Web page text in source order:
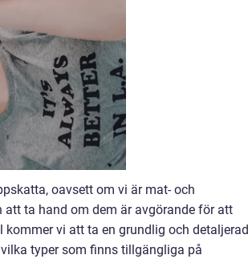
oavsett om vi är mat- och
att ta hand om dem är avgörande för att
vi att ta en grundlig och detaljerad
typer som finns tillgängliga på